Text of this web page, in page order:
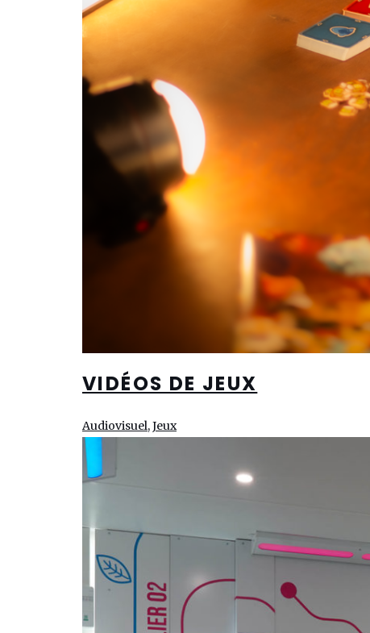
VIDÉOS DE JEUX
Audiovisuel, Jeux